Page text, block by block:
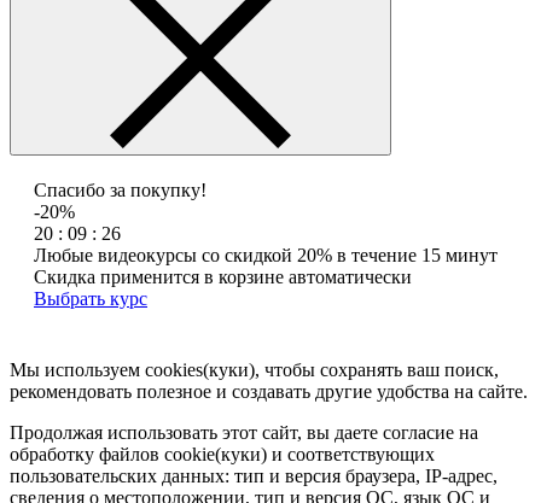
Спасибо за покупку!
-20%
20 : 09 : 26
Любые видеокурсы со скидкой 20% в течение 15 минут
Скидка применится в корзине автоматически
Выбрать курс
Мы используем cookies(куки), чтобы сохранять ваш поиск,
рекомендовать полезное и создавать другие удобства на сайте.
Продолжая использовать этот сайт, вы даете согласие на
обработку файлов cookie(куки) и соответствующих
пользовательских данных: тип и версия браузера, IP-адрес,
сведения о местоположении, тип и версия ОС, язык ОС и